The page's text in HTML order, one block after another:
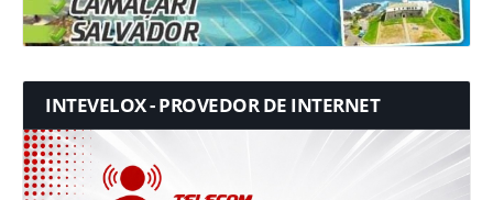
INTEVELOX - PROVEDOR DE INTERNET